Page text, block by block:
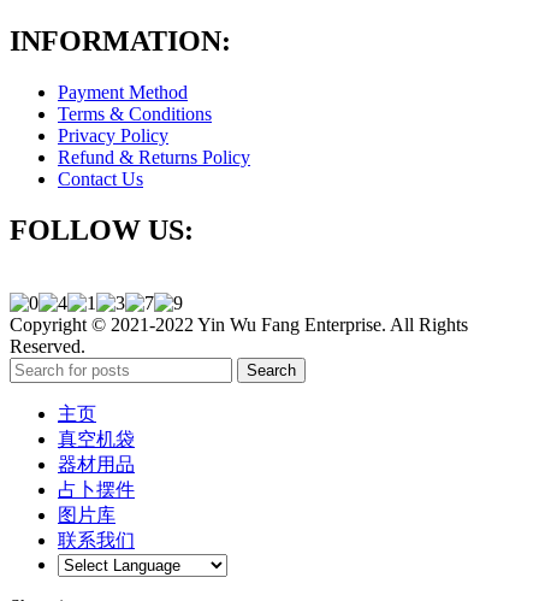
INFORMATION:
Payment Method
Terms & Conditions
Privacy Policy
Refund & Returns Policy
Contact Us
FOLLOW US:
Copyright © 2021-2022 Yin Wu Fang Enterprise. All Rights
Reserved.
Search
主页
真空机袋
器材用品
占卜摆件
图片库
联系我们